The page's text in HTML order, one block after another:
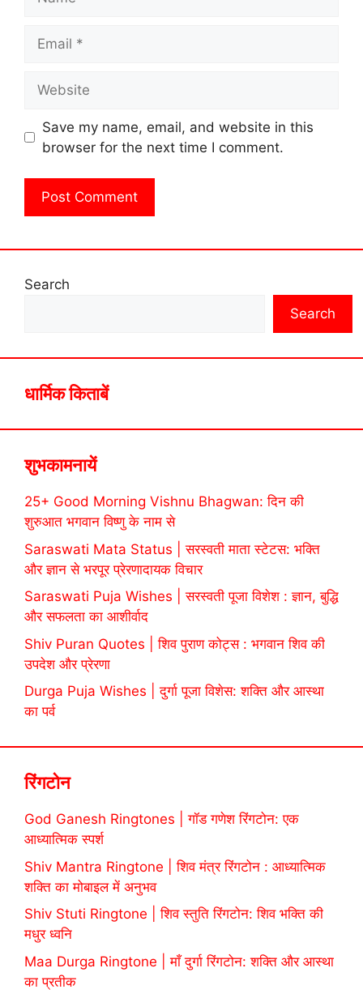
Save my name, email, and website in this
browser for the next time I comment.
Search
Search
धार्मिक किताबें
शुभकामनायें
25+ Good Morning Vishnu Bhagwan: दिन की
शुरुआत भगवान विष्णु के नाम से
Saraswati Mata Status | सरस्वती माता स्टेटस: भक्ति
और ज्ञान से भरपूर प्रेरणादायक विचार
Saraswati Puja Wishes | सरस्वती पूजा विशेश : ज्ञान, बुद्धि
और सफलता का आशीर्वाद
Shiv Puran Quotes | शिव पुराण कोट्स : भगवान शिव की
उपदेश और प्रेरणा
Durga Puja Wishes | दुर्गा पूजा विशेस: शक्ति और आस्था
का पर्व
रिंगटोन
God Ganesh Ringtones | गॉड गणेश रिंगटोन: एक
आध्यात्मिक स्पर्श
Shiv Mantra Ringtone | शिव मंत्र रिंगटोन : आध्यात्मिक
शक्ति का मोबाइल में अनुभव
Shiv Stuti Ringtone | शिव स्तुति रिंगटोन: शिव भक्ति की
मधुर ध्वनि
Maa Durga Ringtone | माँ दुर्गा रिंगटोन: शक्ति और आस्था
का प्रतीक